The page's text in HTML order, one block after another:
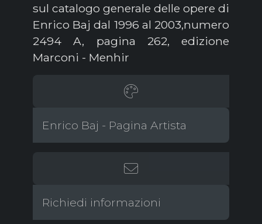
sul catalogo generale delle opere di
Enrico Baj dal 1996 al 2003,numero
2494 A, pagina 262, edizione
Marconi - Menhir
Enrico Baj - Pagina Artista
Richiedi informazioni